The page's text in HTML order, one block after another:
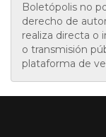
Boletópolis no
derecho de
realiza directa o
o transmisión
plataforma de